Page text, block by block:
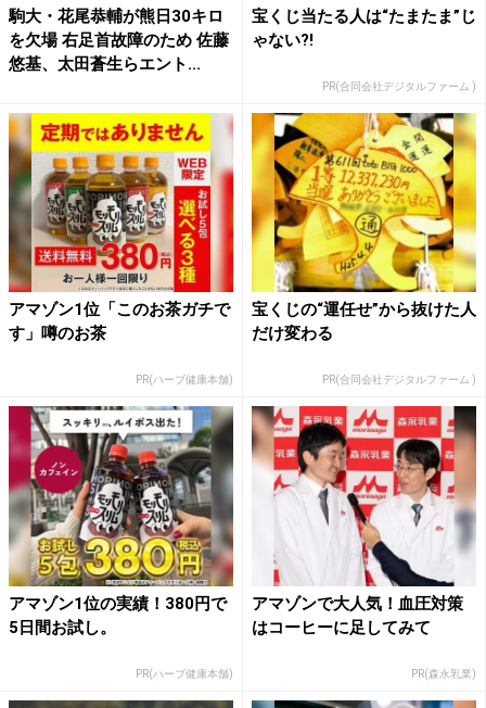
駒大・花尾恭輔が熊日30キロ
を欠場 右足首故障のため 佐藤
悠基、太田蒼生らエント...
宝くじ当たる人は“たまたま”じ
ゃない?!
PR(合同会社デジタルファーム )
アマゾン1位「このお茶ガチで
す」噂のお茶
PR(ハーブ健康本舗)
宝くじの“運任せ”から抜けた人
だけ変わる
PR(合同会社デジタルファーム )
アマゾン1位の実績！380円で
5日間お試し。
PR(ハーブ健康本舗)
アマゾンで大人気！血圧対策
はコーヒーに足してみて
PR(森永乳業)